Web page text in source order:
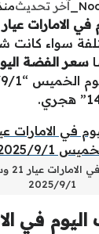
آخر تحديثمنذ 4
الامارات عيار 21
سواء كانت
سعر الفضة
كم
2025/9/1
في